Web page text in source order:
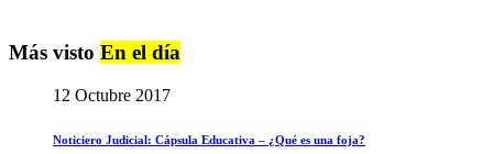
Más visto En el día
12 Octubre 2017
Noticiero Judicial: Cápsula Educativa – ¿Qué es una foja?